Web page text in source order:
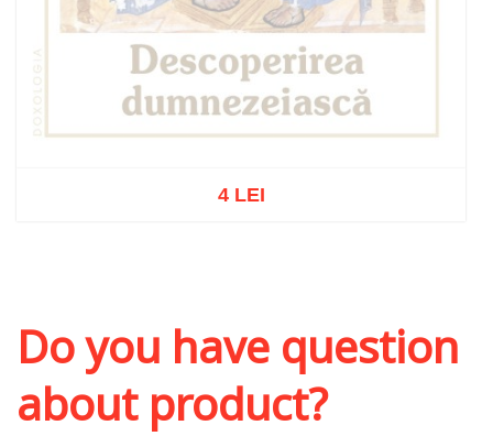
4 LEI
Do you have question
about product?